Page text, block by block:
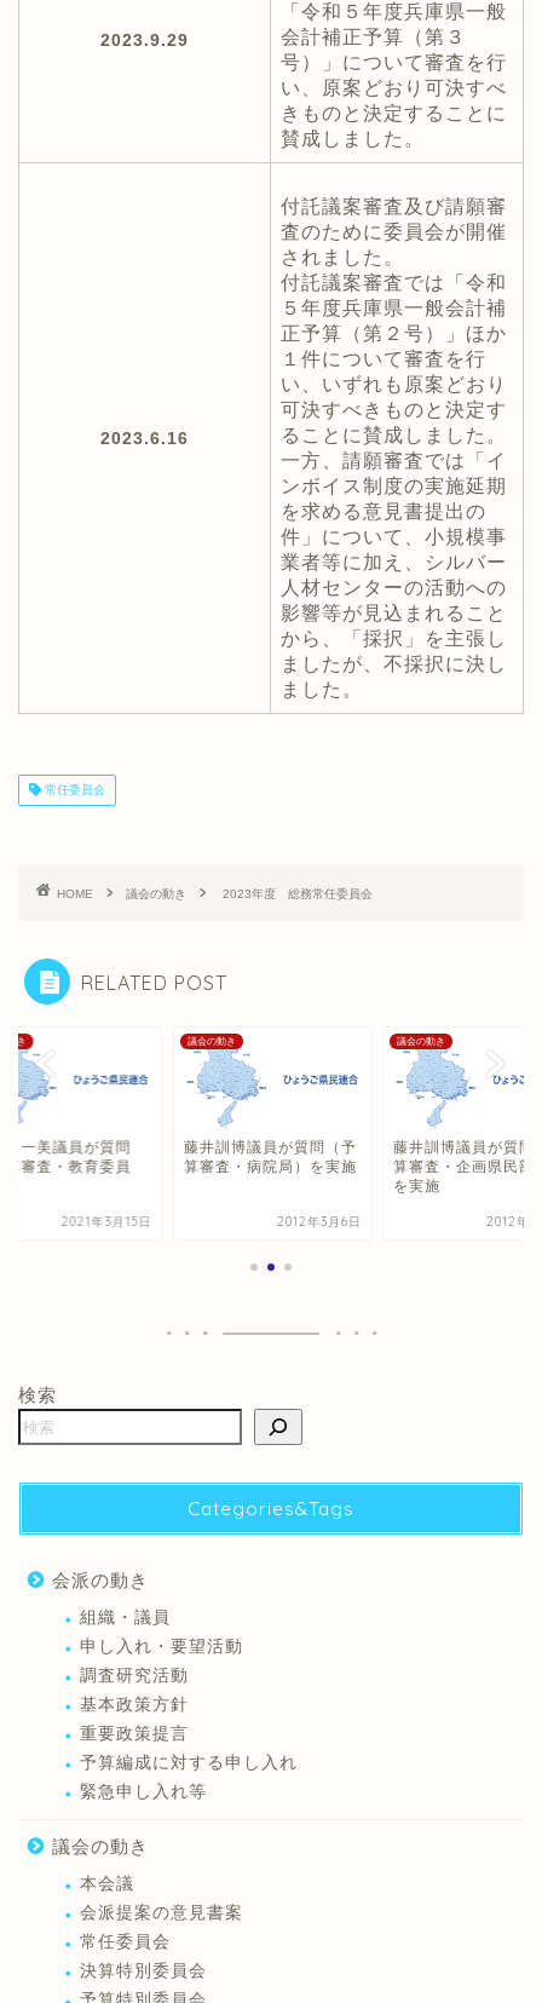
2023.9.29
「令和５年度兵庫県一般
会計補正予算（第３
号）」について審査を行
い、原案どおり可決すべ
きものと決定することに
賛成しました。
2023.6.16
付託議案審査及び請願審
査のために委員会が開催
されました。
付託議案審査では「令和
５年度兵庫県一般会計補
正予算（第２号）」ほか
１件について審査を行
い、いずれも原案どおり
可決すべきものと決定す
ることに賛成しました。
一方、請願審査では「イ
ンボイス制度の実施延期
を求める意見書提出の
件」について、小規模事
業者等に加え、シルバー
人材センターの活動への
影響等が見込まれること
から、「採択」を主張し
ましたが、不採択に決し
ました。
常任委員会
HOME 議会の動き 2023年度 総務常任委員会
RELATED POST
動き
一美議員が質問
算審査・教育委員
2021年3月15日
議会の動き
藤井訓博議員が質問（予
算審査・病院局）を実施
2012年3月6日
議会の動き
藤井訓博議員が質問
算審査・企画県民部
を実施
2012年3
検索
Categories&Tags
会派の動き
組織・議員
申し入れ・要望活動
調査研究活動
基本政策方針
重要政策提言
予算編成に対する申し入れ
緊急申し入れ等
議会の動き
本会議
会派提案の意見書案
常任委員会
決算特別委員会